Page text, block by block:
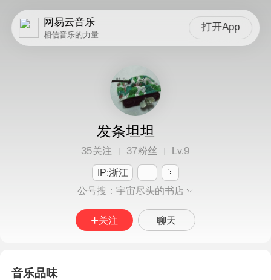
网易云音乐
相信音乐的力量
打开App
发条坦坦
35关注 37粉丝 Lv.9
IP:浙江
公号搜：宇宙尽头的书店
关注 聊天
音乐品味